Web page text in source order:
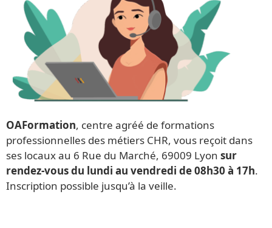
OAFormation, centre agréé de formations
professionnelles des métiers CHR, vous reçoit dans
ses locaux au 6 Rue du Marché, 69009 Lyon sur
rendez-vous du lundi au vendredi de 08h30 à 17h.
Inscription possible jusqu’à la veille.